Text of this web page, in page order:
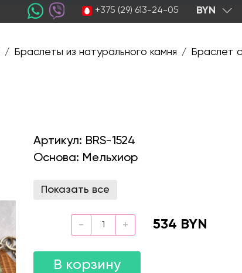
+375 (29) 613-24-05 BYN
/ Браслеты из натурального камня / Браслет
Артикул: BRS-1524
Основа: Мельхиор
Показать все
534 BYN
В корзину